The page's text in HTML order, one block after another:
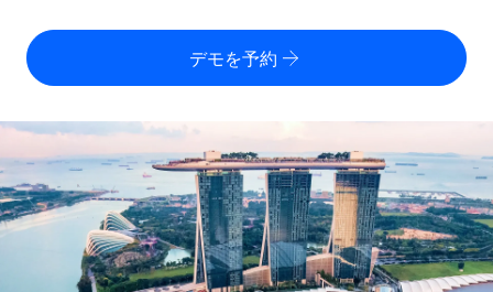
Contractor of Record
世界中の契約社員と法令を遵守して契約
世界中の契約社員をオンボーディングし、管理
複雑な雇用関連業務を外部委託
インフラ
Remoteを他社と比較
成長の段階
スタートアップ
成長中の企業向けのアジャイルなグローバルHR・給与処理ソ
リューション
従業員コスト計算ツール
契約社員の報酬計算ツール
グローバルな契約社員向けに、通貨オプションと支払スピー
ドを確認する
REMOTEで学習
English
Nederlands
Français
Deutsch
ログイン
デモを予約